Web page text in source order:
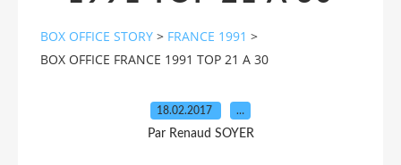
BOX OFFICE STORY > FRANCE 1991 >
BOX OFFICE FRANCE 1991 TOP 21 A 30
18.02.2017 …
Par Renaud SOYER